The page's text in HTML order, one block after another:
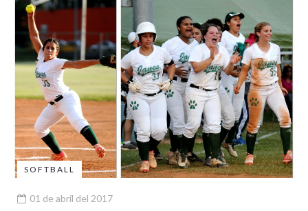
SOFTBALL
01 de abril del 2017